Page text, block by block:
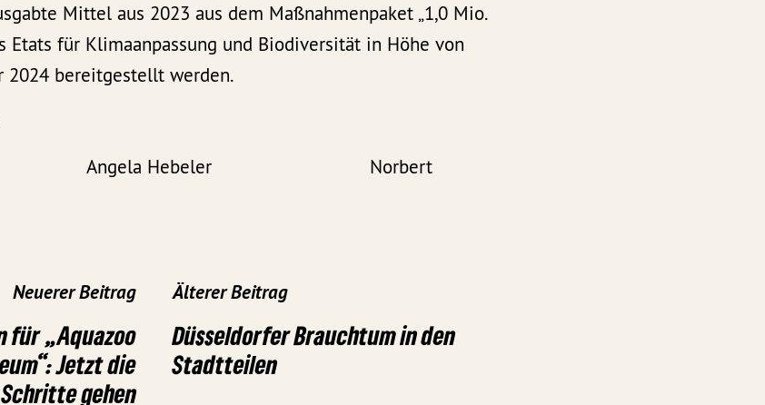
Mittel aus 2023 aus dem Maßnahmenpaket „1,0 Mio.
Etats für Klimaanpassung und Biodiversität in Höhe von
2024 bereitgestellt werden.
Hebeler Norbert
Neuerer Beitrag
für „Aquazoo
Jetzt die
gehen
Älterer Beitrag
Düsseldorfer Brauchtum in den
Stadtteilen